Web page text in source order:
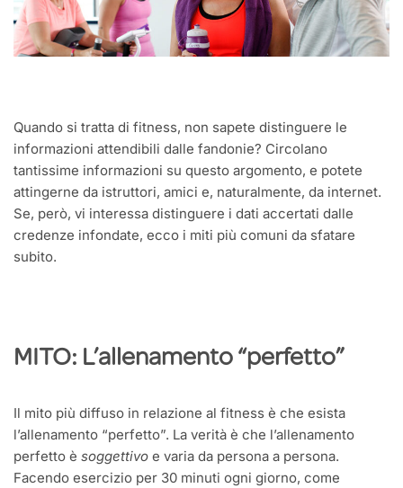
Quando si tratta di fitness, non sapete distinguere le
informazioni attendibili dalle fandonie? Circolano
tantissime informazioni su questo argomento, e potete
attingerne da istruttori, amici e, naturalmente, da internet.
Se, però, vi interessa distinguere i dati accertati dalle
credenze infondate, ecco i miti più comuni da sfatare
subito.
MITO: L’allenamento “perfetto”
Il mito più diffuso in relazione al fitness è che esista
l’allenamento “perfetto”. La verità è che l’allenamento
perfetto è soggettivo e varia da persona a persona.
Facendo esercizio per 30 minuti ogni giorno, come